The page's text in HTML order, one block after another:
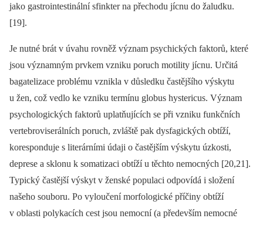
jako gastrointestinální sfinkter na přechodu jícnu do žaludku.
[19].
Je nutné brát v úvahu rovněž význam psychických faktorů, které
jsou významným prvkem vzniku poruch motility jícnu. Určitá
bagatelizace problému vznikla v důsledku častějšího výskytu
u žen, což vedlo ke vzniku termínu globus hystericus. Význam
psychologických faktorů uplatňujících se při vzniku funkčních
vertebroviserálních poruch, zvláště pak dysfagických obtíží,
koresponduje s literárními údaji o častějším výskytu úzkosti,
deprese a sklonu k somatizaci obtíží u těchto nemocných [20,21].
Typický častější výskyt v ženské populaci odpovídá i složení
našeho souboru. Po vyloučení morfologické příčiny obtíží
v oblasti polykacích cest jsou nemocní (a především nemocné